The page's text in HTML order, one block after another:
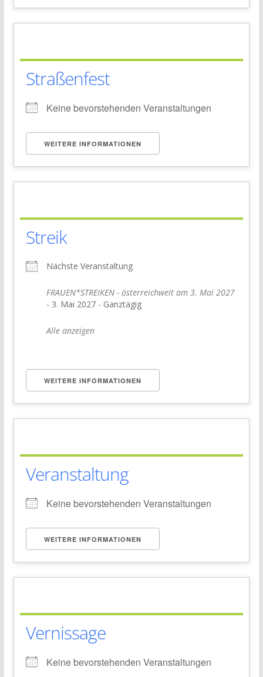
Straßenfest
Keine bevorstehenden Veranstaltungen
WEITERE INFORMATIONEN
Streik
Nächste Veranstaltung
FRAUEN*STREIKEN - österreichweit am 3. Mai 2027
- 3. Mai 2027 - Ganztägig
Alle anzeigen
WEITERE INFORMATIONEN
Veranstaltung
Keine bevorstehenden Veranstaltungen
WEITERE INFORMATIONEN
Vernissage
Keine bevorstehenden Veranstaltungen